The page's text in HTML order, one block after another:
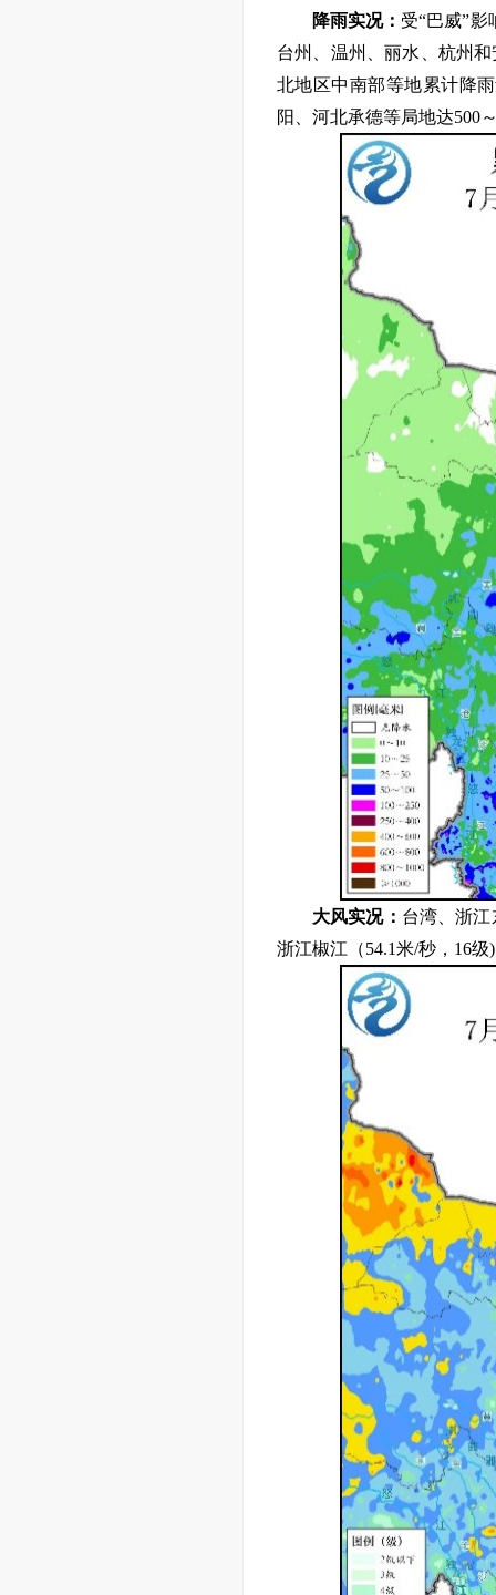
降雨实况： 受“巴威”
台州、温州、丽水、杭州和
北地区中南部等地累计降
阳、河北承德等局地达500
大风实况： 台湾、浙
浙江椒江（54.1米/秒，16级